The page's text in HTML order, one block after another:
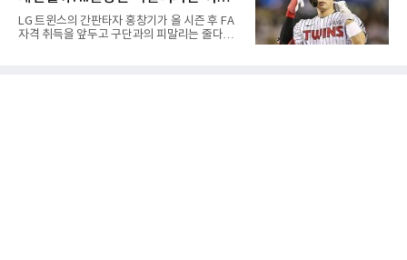
이후 MLS 4경기 연속 골을 넣었던 그는 지난 6
일 치바스 과달라하라전에 이어 침묵했다.전반
1분 다비드 마르티네스가 얻은 페널티킥은 비디
가능성은 낮아
LG 트윈스의 간판타자 홍창기가 올 시즌 후 FA
자격 취득을 앞두고 구단과의 피말리는 줄다리